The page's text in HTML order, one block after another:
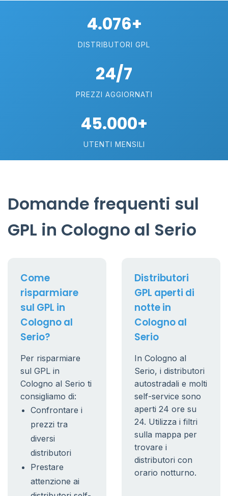
4.076+
DISTRIBUTORI GPL
24/7
PREZZI AGGIORNATI
45.000+
UTENTI MENSILI
Domande frequenti sul
GPL in Cologno al Serio
Come
risparmiare
sul GPL in
Cologno al
Serio?
Per risparmiare
sul GPL in
Cologno al Serio ti
consigliamo di:
Confrontare i
prezzi tra
diversi
distributori
Prestare
attenzione ai
Distributori
GPL aperti di
notte in
Cologno al
Serio
In Cologno al
Serio, i distributori
autostradali e molti
self-service sono
aperti 24 ore su
24. Utilizza i filtri
sulla mappa per
trovare i
distributori con
orario notturno.